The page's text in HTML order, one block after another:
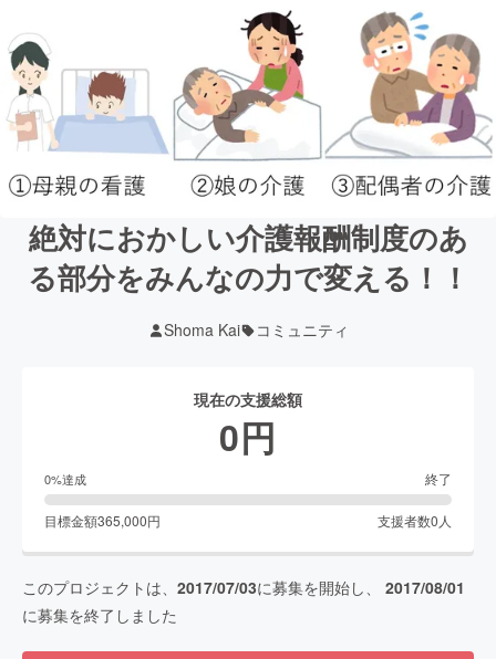
絶対におかしい介護報酬制度のあ
る部分をみんなの力で変える！！
Shoma Kai コミュニティ
現在の支援総額
0円
0%達成 終了
目標金額365,000円 支援者数0 人
このプロジェクトは、 2017/07/03に募集を開始し、 2017/08/01
に募集を終了しました